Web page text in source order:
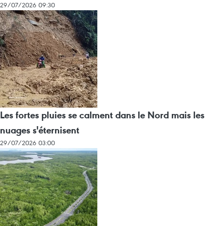
29/07/2026 09:30
Les fortes pluies se calment dans le Nord mais les
nuages s'éternisent
29/07/2026 03:00